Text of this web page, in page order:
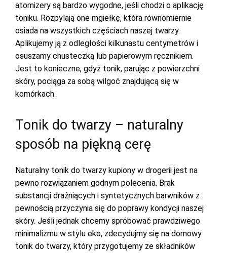
atomizery są bardzo wygodne, jeśli chodzi o aplikację
toniku. Rozpylają one mgiełkę, która równomiernie
osiada na wszystkich częściach naszej twarzy.
Aplikujemy ją z odległości kilkunastu centymetrów i
osuszamy chusteczką lub papierowym ręcznikiem.
Jest to konieczne, gdyż tonik, parując z powierzchni
skóry, pociąga za sobą wilgoć znajdującą się w
komórkach.
Tonik do twarzy – naturalny
sposób na piękną cerę
Naturalny tonik do twarzy kupiony w drogerii jest na
pewno rozwiązaniem godnym polecenia. Brak
substancji drażniących i syntetycznych barwników z
pewnością przyczynia się do poprawy kondycji naszej
skóry. Jeśli jednak chcemy spróbować prawdziwego
minimalizmu w stylu eko, zdecydujmy się na domowy
tonik do twarzy, który przygotujemy ze składników